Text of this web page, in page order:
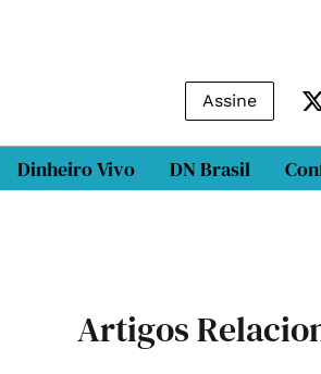
Assine
Dinheiro Vivo DN Brasil
Artigos